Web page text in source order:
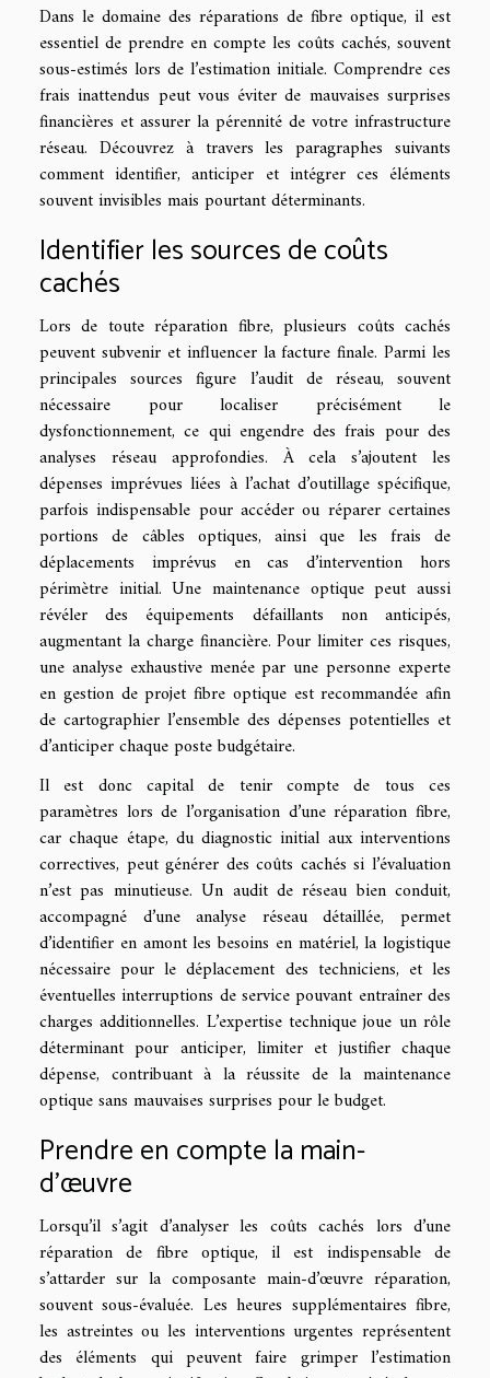
Dans le domaine des réparations de fibre optique, il est
essentiel de prendre en compte les coûts cachés, souvent
sous-estimés lors de l’estimation initiale. Comprendre ces
frais inattendus peut vous éviter de mauvaises surprises
financières et assurer la pérennité de votre infrastructure
réseau. Découvrez à travers les paragraphes suivants
comment identifier, anticiper et intégrer ces éléments
souvent invisibles mais pourtant déterminants.
Identifier les sources de coûts
cachés
Lors de toute réparation fibre, plusieurs coûts cachés
peuvent subvenir et influencer la facture finale. Parmi les
principales sources figure l’audit de réseau, souvent
nécessaire pour localiser précisément le
dysfonctionnement, ce qui engendre des frais pour des
analyses réseau approfondies. À cela s’ajoutent les
dépenses imprévues liées à l’achat d’outillage spécifique,
parfois indispensable pour accéder ou réparer certaines
portions de câbles optiques, ainsi que les frais de
déplacements imprévus en cas d’intervention hors
périmètre initial. Une maintenance optique peut aussi
révéler des équipements défaillants non anticipés,
augmentant la charge financière. Pour limiter ces risques,
une analyse exhaustive menée par une personne experte
en gestion de projet fibre optique est recommandée afin
de cartographier l’ensemble des dépenses potentielles et
d’anticiper chaque poste budgétaire.
Il est donc capital de tenir compte de tous ces
paramètres lors de l’organisation d’une réparation fibre,
car chaque étape, du diagnostic initial aux interventions
correctives, peut générer des coûts cachés si l’évaluation
n’est pas minutieuse. Un audit de réseau bien conduit,
accompagné d’une analyse réseau détaillée, permet
d’identifier en amont les besoins en matériel, la logistique
nécessaire pour le déplacement des techniciens, et les
éventuelles interruptions de service pouvant entraîner des
charges additionnelles. L’expertise technique joue un rôle
déterminant pour anticiper, limiter et justifier chaque
dépense, contribuant à la réussite de la maintenance
optique sans mauvaises surprises pour le budget.
Prendre en compte la main-
d’œuvre
Lorsqu’il s’agit d’analyser les coûts cachés lors d’une
réparation de fibre optique, il est indispensable de
s’attarder sur la composante main-d’œuvre réparation,
souvent sous-évaluée. Les heures supplémentaires fibre,
les astreintes ou les interventions urgentes représentent
des éléments qui peuvent faire grimper l’estimation